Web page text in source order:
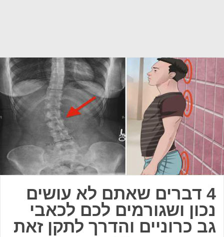
4 דברים שאתם לא עושים
נכון ושגורמים לכם לכאבי
גב כרוניים והדרך לתקן זאת